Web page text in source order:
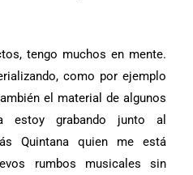
tengo muchos en mente.
como por ejemplo
el material de algunos
estoy grabando junto al
Quintana quien me está
rumbos musicales sin